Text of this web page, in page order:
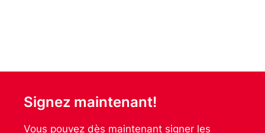
Signez maintenant!
Vous pouvez dès maintenant signer les